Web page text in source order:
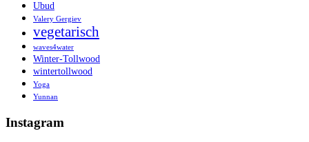
Ubud
Valery Gergiev
vegetarisch
waves4water
Winter-Tollwood
wintertollwood
Yoga
Yunnan
Instagram